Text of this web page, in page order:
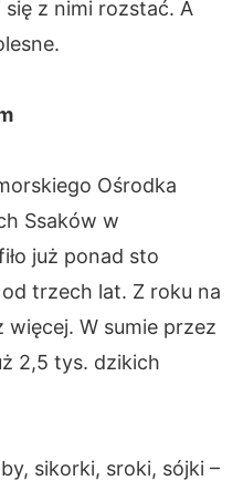
z nimi rozstać. A
Ośrodka
Ssaków w
już ponad sto
trzech lat. Z roku na
W sumie przez
2,5 tys. dzikich
sikorki, sroki, sójki –